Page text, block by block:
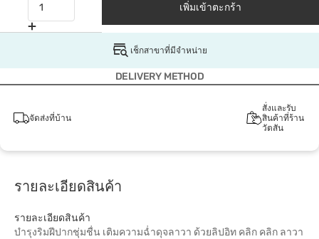
เพิ่มเข้าตะกร้า
เช็กสาขาที่มีจำหน่าย
DELIVERY METHOD
จัดส่งที่บ้าน
สั่งและรับ
สินค้าที่ร้าน
วัตสัน
รายละเอียดสินค้า
รายละเอียดสินค้า
บำรุงริมฝีปากชุ่มชื่น เติมความฉ่ำดุจลาวา ด้วยลิปอิท คลิก คลิก ลาวา